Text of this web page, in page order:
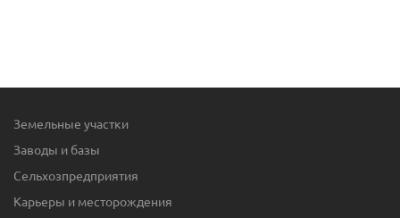
Земельные участки
Заводы и базы
Сельхозпредприятия
Карьеры и месторождения